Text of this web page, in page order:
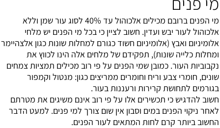
מי הפנים ברובם מכילים אלכוהול עד 40% לסוג עור שמן וללא
אלכוהול לעור יבש ועדין. חשוב לציין כי בכל מי הפנים יש מלחי
אלומיניום ואבץ (אלומיניום חשוד כגורם למחלות שונות כגון אלצהיימר
ומחלות כלייה שונות), תפקידם של מלחים אלה הינו לכווץ את
נקבוביות העור. כמובן שמי הפנים על פי רוב מכילים תמציות צמחים
שונים, חומרי צבע וריח וחומרים ממריצים כגון: מנטול וקמפור
בגורמים לתחושת קרירות ורעננות בעור.
חשוב להדגיש כי תכשירים אלו על פי רוב אינם משיגים את מטרתם
לאחר ניקוי הפנים במים וסבון אין שום צורך למי פנים. למעט הדבר
החשוב ביותר קרם לחות המתאים לעור הפנים.